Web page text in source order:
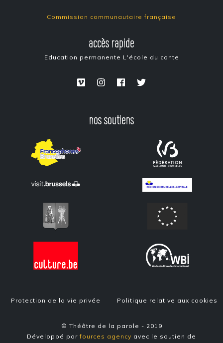
Commission communautaire française
accès rapide
Education permanente L'école du conte
nos soutiens
Protection de la vie privée Politique relative aux cookies
© Théâtre de la parole - 2019
Développé parfources agency avec le soutien de